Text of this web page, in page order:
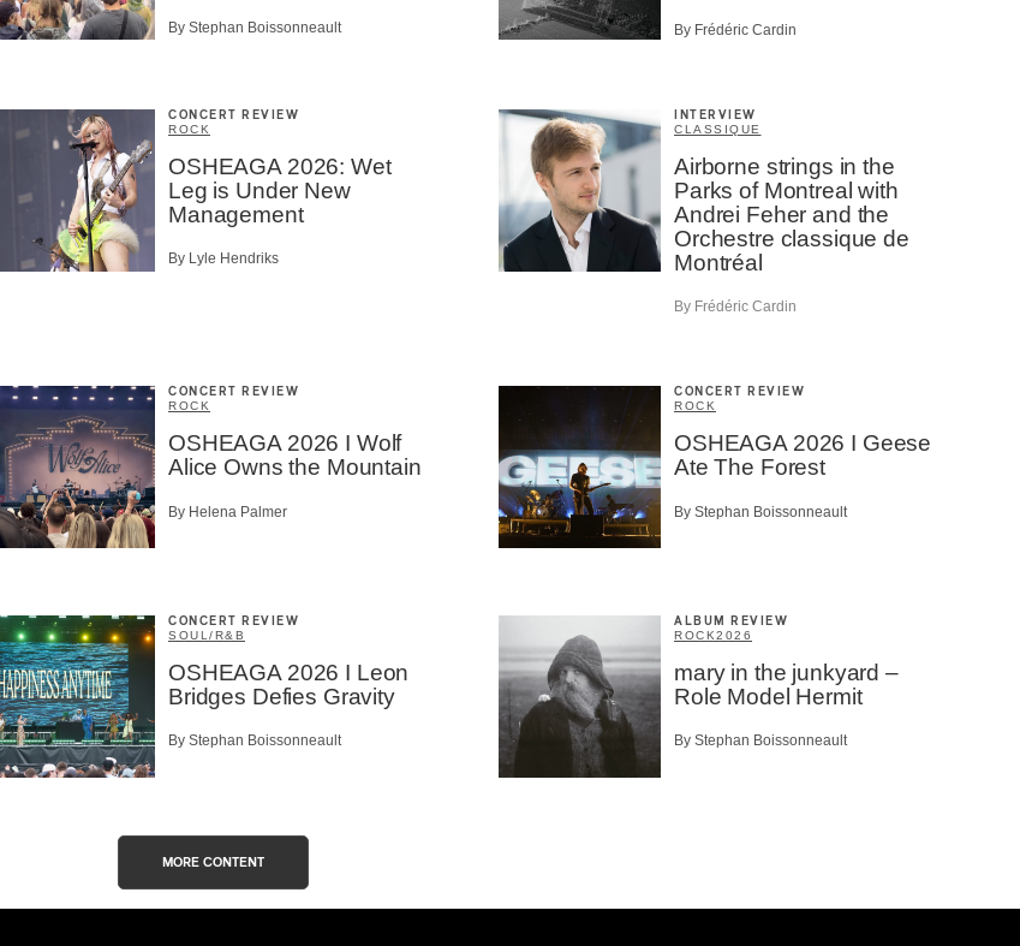
By Stephan Boissonneault By Frédéric Cardin
CONCERT REVIEW
ROCK
OSHEAGA 2026: Wet
Leg is Under New
Management
By Lyle Hendriks
INTERVIEW
CLASSIQUE
Airborne strings in the
Parks of Montreal with
Andrei Feher and the
Orchestre classique de
Montréal
By Frédéric Cardin
CONCERT REVIEW
ROCK
OSHEAGA 2026 I Wolf
Alice Owns the Mountain
By Helena Palmer
CONCERT REVIEW
ROCK
OSHEAGA 2026 I Geese
Ate The Forest
By Stephan Boissonneault
CONCERT REVIEW
SOUL/R&B
OSHEAGA 2026 I Leon
Bridges Defies Gravity
By Stephan Boissonneault
ALBUM REVIEW
ROCK2026
mary in the junkyard –
Role Model Hermit
By Stephan Boissonneault
MORE CONTENT